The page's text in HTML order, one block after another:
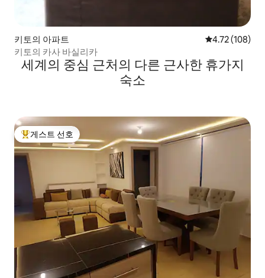
키토의 아파트 평점 4.72점(5
4.72 (108)
키토의 카사 바실리카
세계의 중심 근처의 다른 근사한 휴가지
숙소
상위 게스트 선호
게스트 선호